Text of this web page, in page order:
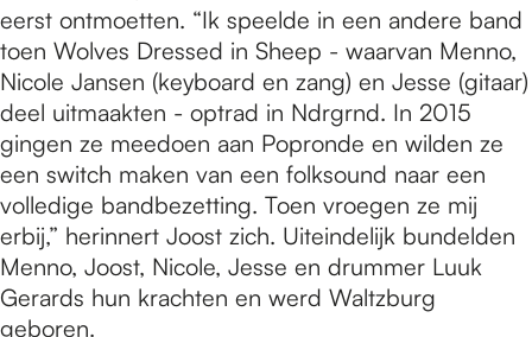
eerst ontmoetten. “Ik speelde in een andere band
toen Wolves Dressed in Sheep - waarvan Menno,
Nicole Jansen (keyboard en zang) en Jesse (gitaar)
deel uitmaakten - optrad in Ndrgrnd. In 2015
gingen ze meedoen aan Popronde en wilden ze
een switch maken van een folksound naar een
volledige bandbezetting. Toen vroegen ze mij
erbij,” herinnert Joost zich. Uiteindelijk bundelden
Menno, Joost, Nicole, Jesse en drummer Luuk
Gerards hun krachten en werd Waltzburg
geboren.